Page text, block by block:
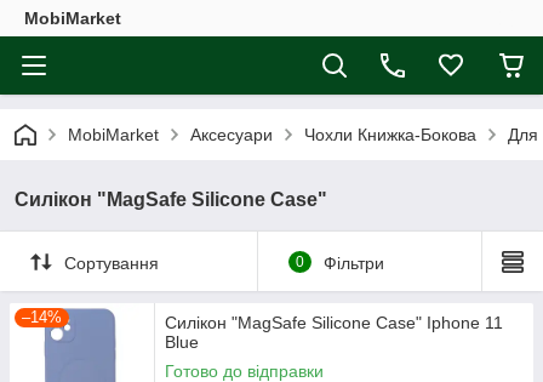
MobiMarket
MobiMarket Аксесуари Чохли Книжка-Бокова Для
Силікон "MagSafe Silicone Case"
Сортування 0 Фільтри
–14%
Силікон "MagSafe Silicone Case" Iphone 11
Blue
Готово до відправки